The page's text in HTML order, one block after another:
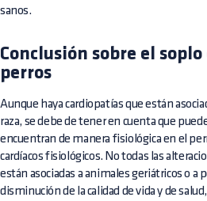
sanos.
Conclusión sobre el
perros
Aunque haya cardiopatías que están
raza, se debe de tener en cuenta que
encuentran de manera fisiológica en el
cardíacos fisiológicos. No todas las
están asociadas a animales geriátricos o a
disminución de la calidad de vida y de